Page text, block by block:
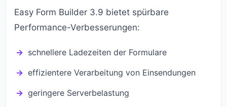
Easy Form Builder 3.9 bietet spürbare
Performance-Verbesserungen:
schnellere Ladezeiten der Formulare
effizientere Verarbeitung von Einsendungen
geringere Serverbelastung